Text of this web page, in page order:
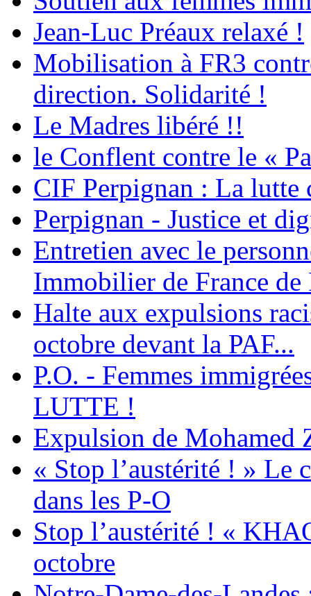
Jean-Luc Préaux relaxé !
Mobilisation à FR3
direction. Solidarité !
Le Madres libéré !!
le Conflent contre le «
CIF Perpignan : La lutte
Perpignan - Justice et
Entretien avec le
Immobilier de France de
Halte aux expulsions
octobre devant la PAF...
P.O. - Femmes
LUTTE !
Expulsion de Mohamed
« Stop l’austérité ! » Le
dans les P-O
Stop l’austérité ! «
octobre